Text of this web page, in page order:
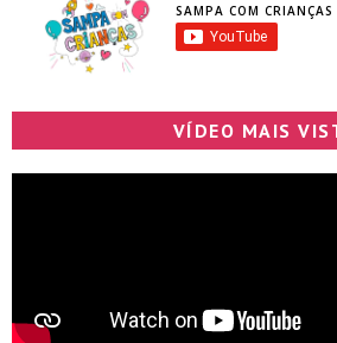
SAMPA COM CRIANÇAS
VÍDEO MAIS